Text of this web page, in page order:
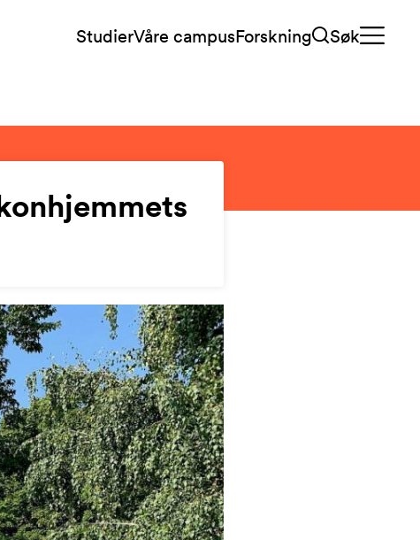
StudierVåre campusForskning Søk